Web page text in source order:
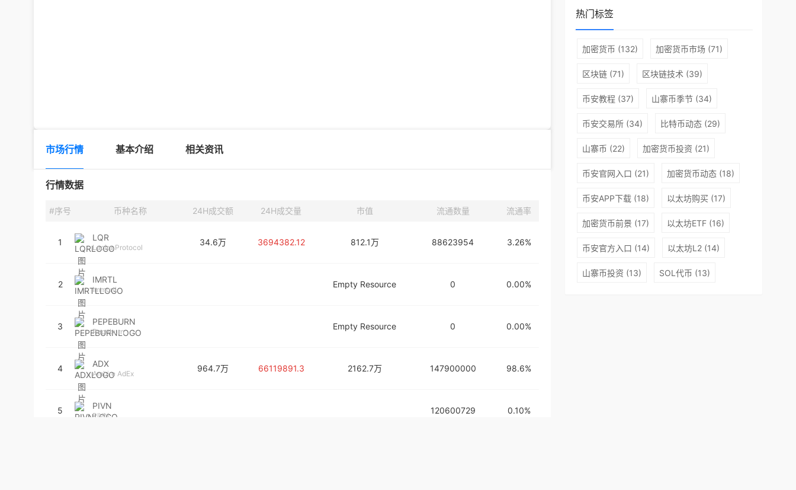
市场行情 基本介绍 相关资讯
行情数据
#序号 币种名称 24H成交额 24H成交量 市值 流通数量 流通率
1 LQR
Laqira Protocol
34.6万 3694382.12 812.1万 88623954 3.26%
2 IMRTL
Immortl
Empty Resource 0 0.00%
3 PEPEBURN
Pepeburn
Empty Resource 0 0.00%
4 ADX
Ambire AdEx
964.7万 66119891.3 2162.7万 147900000 98.6%
5 PIVN
PIVN
120600729 0.10%
币种介绍
Contentos致力于打造一个更好的内容生态，实现去中心化的
系，互动行为的可信度将长期反映在用户信誉值上。
项目愿景
热门标签
加密货币 (132) 加密货币市场 (71)
区块链(71) 区块链技术 (39)
币安教程(37) 山寨币季节(34)
币安交易所(34) 比特币动态(29)
山寨币 (22) 加密货币投资 (21)
币安官网入口 (21) 加密货币动态(18)
币安APP下载(18) 以太坊购买 (17)
加密货币前景 (17) 以太坊ETF(16)
币安官方入口 (14) 以太坊L2(14)
山寨币投资 (13) SOL代币 (13)